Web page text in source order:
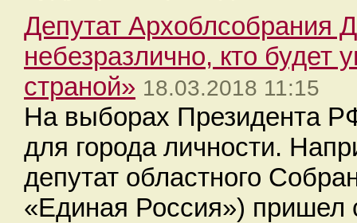
Депутат Архоблсобрания
небезразлично, кто будет
страной» 18.03.2018 11:15
На выборах Президента
для города личности.
депутат областного
«Единая Россия») пришел